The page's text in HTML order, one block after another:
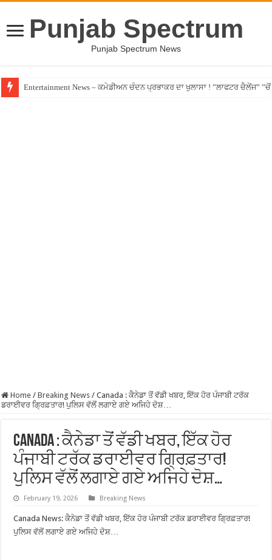
Punjab Spectrum
Punjab Spectrum News
Entertainment News – ਕਮੇਡੀਅਨ ਚੰਦਨ ਪ੍ਰਭਾਕਰ ਦਾ ਖੁਲਾਸਾ ! ”ਲਾਫਟਰ ਚੈਲੇਂਜ”
Jalandhar – ਧੋਖੇਬਾਜ਼ ਏਜੰਟ ਦੇ ਧੱਕੇ ਚੜ੍ਹਿਆ ਪੰਜਾਬੀ ਨੌਜਵਾਨ, ਸੁਣਾਈ ਹੱਡਬੀਤੀ
Home / Breaking News / Canada : ਕੈਨੇਡਾ ਤੋਂ ਵੱਡੀ ਖਬਰ, ਇੱਕ ਹੋਰ ਪੰਜਾਬੀ ਟਰੱਕ
ਡਰਾਈਵਰ ਗ੍ਰਿਫ਼ਤਾਰ! ਪੁਲਿਸ ਵੱਲੋਂ ਲਗਾਏ ਗਏ ਅਜਿਹੇ ਦੋਸ਼…
Canada : ਕੈਨੇਡਾ ਤੋਂ ਵੱਡੀ ਖਬਰ, ਇੱਕ ਹੋਰ
ਪੰਜਾਬੀ ਟਰੱਕ ਡਰਾਈਵਰ ਗ੍ਰਿਫ਼ਤਾਰ!
ਪੁਲਿਸ ਵੱਲੋਂ ਲਗਾਏ ਗਏ ਅਜਿਹੇ ਦੋਸ਼…
February 19, 2026 Breaking News
Canada News: ਕੈਨੇਡਾ ਤੋਂ ਵੱਡੀ ਖਬਰ, ਇੱਕ ਹੋਰ ਪੰਜਾਬੀ ਟਰੱਕ ਡਰਾਈਵਰ ਗ੍ਰਿਫ਼ਤਾਰ!
ਪੁਲਿਸ ਵੱਲੋਂ ਲਗਾਏ ਗਏ ਅਜਿਹੇ ਦੋਸ਼…